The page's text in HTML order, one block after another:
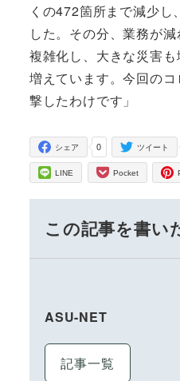
くの472箇所まで減少し
した。その分、業務が
複雑化し、大きな災害
増えています。今回の
撃したわけです」
0
シェア ツイート
LINE Pocket
この記事を書い
ASU-NET
記事一覧